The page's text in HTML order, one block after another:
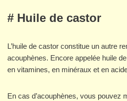
# Huile de castor
L’huile de castor constitue un autre
acouphènes. Encore appelée huile
en vitamines, en minéraux et en
En cas d’acouphènes, vous pouvez